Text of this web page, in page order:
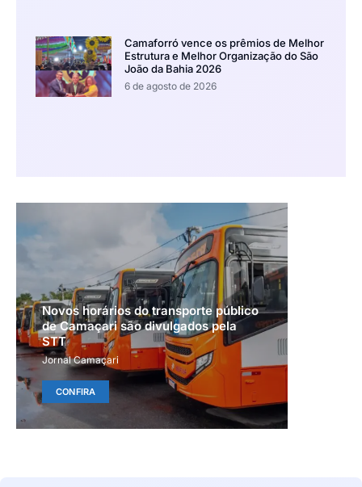
Camaforró vence os prêmios de Melhor
Estrutura e Melhor Organização do São
João da Bahia 2026
6 de agosto de 2026
Novos horários do transporte público
de Camaçari são divulgados pela
STT
Jornal Camaçari
CONFIRA